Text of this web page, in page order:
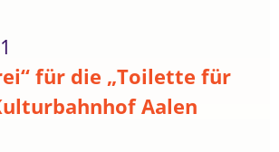
für die „Toilette für
Aalen